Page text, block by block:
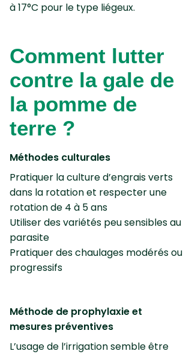
à 17°C pour le type liégeux.
Comment lutter
contre la gale de
la pomme de
terre ?
Méthodes culturales
Pratiquer la culture d’engrais verts
dans la rotation et respecter une
rotation de 4 à 5 ans
Utiliser des variétés peu sensibles au
parasite
Pratiquer des chaulages modérés ou
progressifs
Méthode de prophylaxie et
mesures préventives
L’usage de l’irrigation semble être